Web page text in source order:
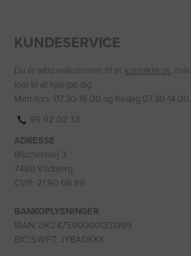
KUNDESERVICE
Du er altid velkommen til at kontakte os,
klar til at hjælpe dig.
Man-tors: 07.30-16.00 og fredag 07.30-14.00.
99 92 02 33
ADRESSE
Blüchersvej 3
7480 Vildbjerg
CVR: 21 90 66 89
BANKOPLYSNINGER
IBAN: DK2475900001331399
BIC/SWIFT: JYBADKKK